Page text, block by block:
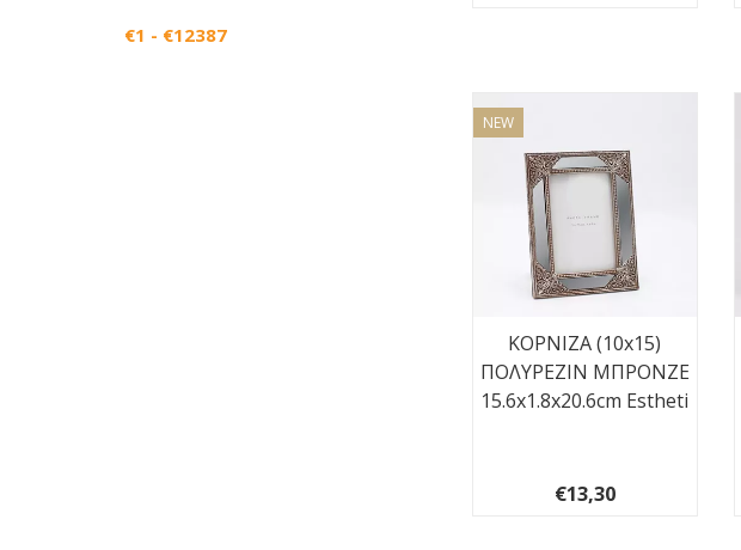
NEW
ΚΟΡΝΙΖΑ (10x15)
ΠΟΛΥΡΕΖΙΝ ΜΠΡΟΝΖΕ
15.6x1.8x20.6cm Estheti
€13,30